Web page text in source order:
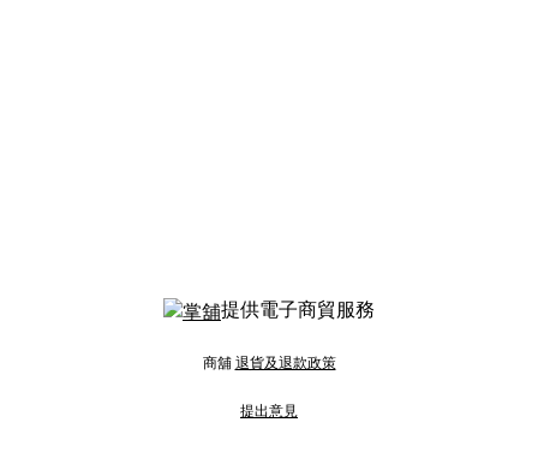
提供電子商貿服務
商舖 退貨及退款政策
提出意見